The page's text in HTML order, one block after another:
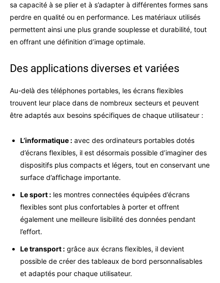
sa capacité à se plier et à s’adapter à différentes formes sans
perdre en qualité ou en performance. Les matériaux utilisés
permettent ainsi une plus grande souplesse et durabilité, tout
en offrant une définition d’image optimale.
Des applications diverses et variées
Au-delà des téléphones portables, les écrans flexibles
trouvent leur place dans de nombreux secteurs et peuvent
être adaptés aux besoins spécifiques de chaque utilisateur :
L’informatique : avec des ordinateurs portables dotés
d’écrans flexibles, il est désormais possible d’imaginer des
dispositifs plus compacts et légers, tout en conservant une
surface d’affichage importante.
Le sport : les montres connectées équipées d’écrans
flexibles sont plus confortables à porter et offrent
également une meilleure lisibilité des données pendant
l’effort.
Le transport : grâce aux écrans flexibles, il devient
possible de créer des tableaux de bord personnalisables
et adaptés pour chaque utilisateur.